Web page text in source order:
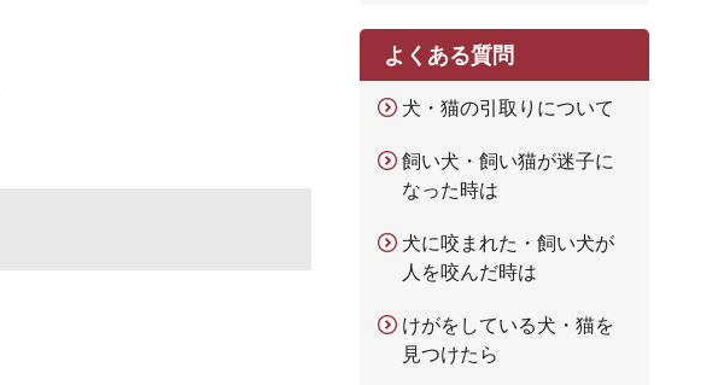
よくある質問
犬・猫の引取りについて
飼い犬・飼い猫が迷子に
なった時は
犬に咬まれた・飼い犬が
人を咬んだ時は
けがをしている犬・猫を
見つけたら